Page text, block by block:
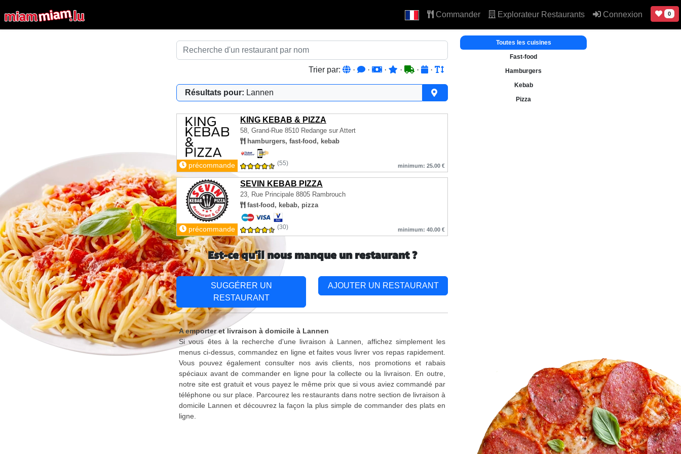
Commander Explorateur Restaurants Connexion 0
Trier par: · · · · · ·
Résultats pour: Lannen
KING KEBAB & PIZZA
58, Grand-Rue 8510 Redange sur Attert
hamburgers, fast-food, kebab
précommande (55) minimum: 25.00 €
SEVIN KEBAB PIZZA
23, Rue Principale 8805 Rambrouch
fast-food, kebab, pizza
précommande (30) minimum: 40.00 €
Toutes les cuisines
Fast-food
Hamburgers
Kebab
Pizza
Est-ce qu'il nous manque un restaurant ?
SUGGÉRER UN
RESTAURANT
AJOUTER UN RESTAURANT
A emporter et livraison à domicile à Lannen
Si vous êtes à la recherche d'une livraison à Lannen, affichez simplement les
menus ci-dessus, commandez en ligne et faites vous livrer vos repas rapidement.
Vous pouvez également consulter nos avis clients, nos promotions et rabais
spéciaux avant de commander en ligne pour la collecte ou la livraison. En outre,
notre site est gratuit et vous payez le même prix que si vous aviez commandé par
téléphone ou sur place. Parcourez les restaurants dans notre section de livraison à
domicile Lannen et découvrez la façon la plus simple de commander des plats en
ligne.